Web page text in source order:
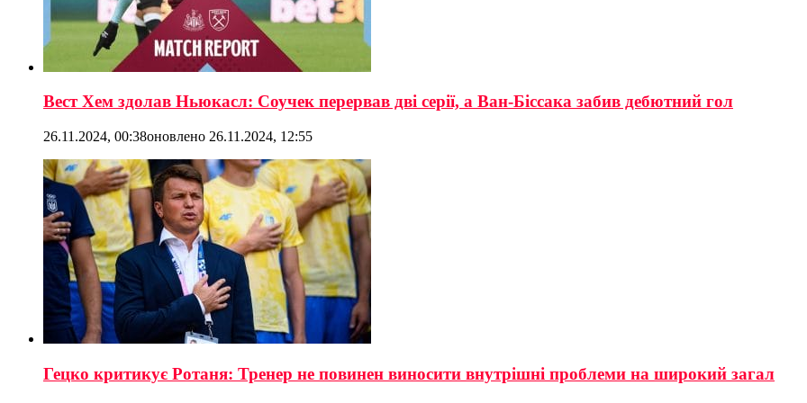
Вест Хем здолав Ньюкасл: Соучек перервав дві серії, а Ван-Біссака забив дебютний гол
26.11.2024, 00:38оновлено 26.11.2024, 12:55
Гецко критикує Ротаня: Тренер не повинен виносити внутрішні проблеми на широкий загал